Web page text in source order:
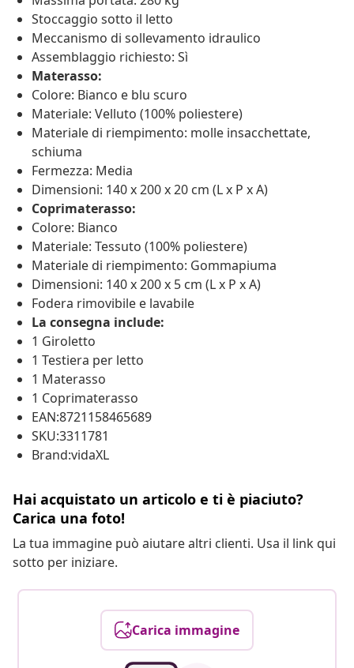
Stoccaggio sotto il letto
Meccanismo di sollevamento idraulico
Assemblaggio richiesto: Sì
Materasso:
Colore: Bianco e blu scuro
Materiale: Velluto (100% poliestere)
Materiale di riempimento: molle insacchettate,
schiuma
Fermezza: Media
Dimensioni: 140 x 200 x 20 cm (L x P x A)
Coprimaterasso:
Colore: Bianco
Materiale: Tessuto (100% poliestere)
Materiale di riempimento: Gommapiuma
Dimensioni: 140 x 200 x 5 cm (L x P x A)
Fodera rimovibile e lavabile
La consegna include:
1 Giroletto
1 Testiera per letto
1 Materasso
1 Coprimaterasso
EAN:8721158465689
SKU:3311781
Brand:vidaXL
Hai acquistato un articolo e ti è piaciuto?
Carica una foto!
La tua immagine può aiutare altri clienti. Usa il link qui
sotto per iniziare.
Carica immagine